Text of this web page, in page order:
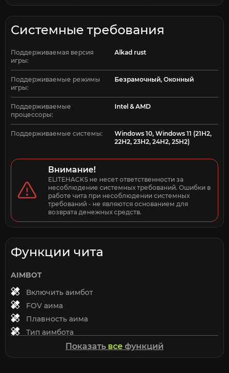
Item ESP позволяет видеть ресурсы, ящики, бочки,
транспорт и другие объекты. Доступен фильтр
предметов и настройка дальности отображения.
Дополнительные функции включают радар, ночное
видение, настройку цветов ESP и поддержку
нескольких языков.
Phoenix Full для Alkad Rust доступен на Elitehacks.ru.
Системные требования
Поддерживаемая версия
игры:
Alkad rust
Поддерживаемые режимы
игры:
Безрамочный, Оконный
Поддерживаемые
процессоры:
Intel & AMD
Поддерживаемые системы:
Windows 10, Windows 11 (21H2,
22H2, 23H2, 24H2, 25H2)
Внимание!
ELITEHACKS не несет ответственности за
несоблюдение системных требований. Ошибки в
работе чита при несоблюдении системных
требований - не являются основанием для
возврата денежных средств.
Функции чита
AIMBOT
Включить аимбот
FOV аима
Плавность аима
Тип аимбота
Клавиша активации
Без отдачи
Показать все функций